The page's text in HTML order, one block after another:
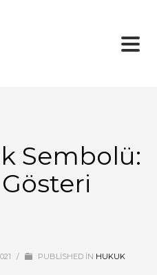
Sembolü:
/ PUBLISHED IN HUKUK